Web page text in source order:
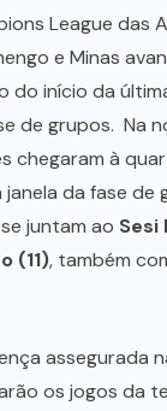
League das
e Minas
do início da
de grupos. Na
chegaram à
da fase de
juntam ao Sesi
(11), também
assegurada
os jogos da